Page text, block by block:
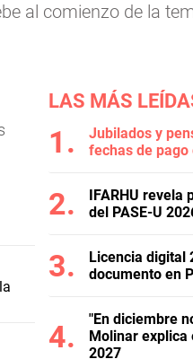
al comienzo de la
LAS MÁS
Jubilados y
fechas de pago
IFARHU revela
del PASE-U
Licencia digital
documento en
"En diciembre
Molinar explica
2027